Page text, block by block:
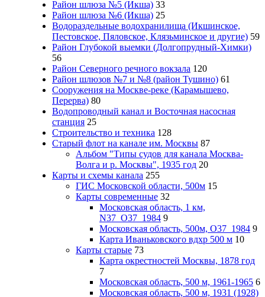
Район шлюза №5 (Икша) 33
Район шлюза №6 (Икша) 25
Водораздельные водохранилища (Икшинское,
Пестовское, Пяловское, Клязьминское и другие) 59
Район Глубокой выемки (Долгопрудный-Химки)
56
Район Северного речного вокзала 120
Район шлюзов №7 и №8 (район Тушино) 61
Сооружения на Москве-реке (Карамышево,
Перерва) 80
Водопроводный канал и Восточная насосная
станция 25
Строительство и техника 128
Старый флот на канале им. Москвы 87
Альбом "Типы судов для канала Москва-
Волга и р. Москвы", 1935 год 20
Карты и схемы канала 255
ГИС Московcкой области, 500м 15
Карты современные 32
Московская область, 1 км,
N37_O37_1984 9
Московская область, 500м, О37_1984 9
Карта Иваньковского вдхр 500 м 10
Карты старые 73
Карта окрестностей Москвы, 1878 год
7
Московская область, 500 м, 1961-1965 6
Московская область, 500 м, 1931 (1928)